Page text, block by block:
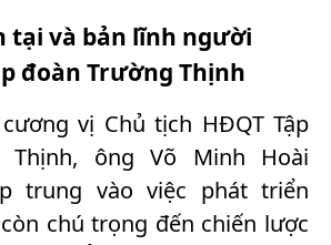
tại và bản lĩnh người
đoàn Trường Thịnh
vị Chủ tịch HĐQT Tập
Thịnh, ông Võ Minh Hoài
trung vào việc phát triển
chú trọng đến chiến lược